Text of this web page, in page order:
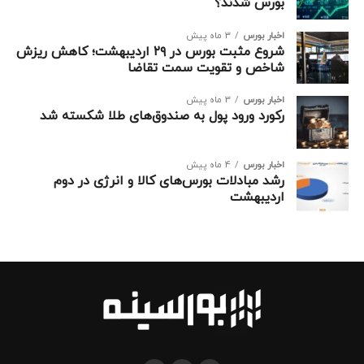
اخبار بورس 3 ماه پیش
شروع مثبت بورس در ۲۹ اردیبهشت؛ کاهش ریزش
شاخص و تقویت سمت تقاضا
اخبار بورس 3 ماه پیش
رکورد ورود پول به صندوق‌های طلا شکسته شد
اخبار بورس 4 ماه پیش
رشد مبادلات بورس‌های کالا و انرژی در دوم
اردیبهشت